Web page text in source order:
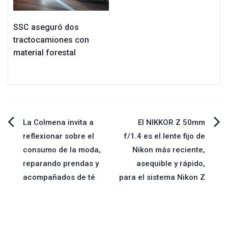
SSC aseguró dos
tractocamiones con
material forestal
Navegación
de
entradas
La Colmena invita a
reflexionar sobre el
consumo de la moda,
reparando prendas y
acompañados de té
El NIKKOR Z 50mm
f/1.4 es el lente fijo de
Nikon más reciente,
asequible y rápido,
para el sistema Nikon Z